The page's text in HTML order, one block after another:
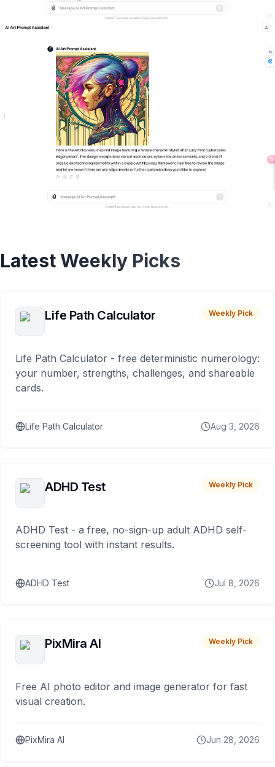
Latest Weekly Picks
Life Path Calculator Weekly Pick
Life Path Calculator - free deterministic numerology:
your number, strengths, challenges, and shareable
cards.
Life Path Calculator Aug 3, 2026
ADHD Test Weekly Pick
ADHD Test - a free, no-sign-up adult ADHD self-
screening tool with instant results.
ADHD Test Jul 8, 2026
PixMira AI Weekly Pick
Free AI photo editor and image generator for fast
visual creation.
PixMira AI Jun 28, 2026